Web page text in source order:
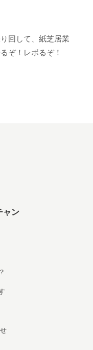
回して、紙芝居業
ぞ！レボるぞ！
ャン